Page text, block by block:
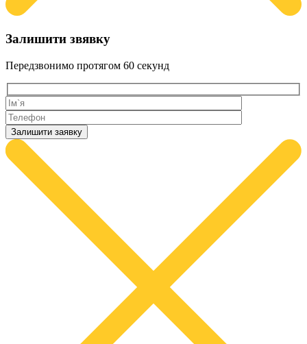
Залишити звявку
Передзвонимо протягом 60 секунд